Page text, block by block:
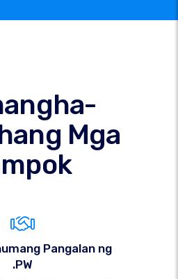
Mga
Pangalan ng
.PW